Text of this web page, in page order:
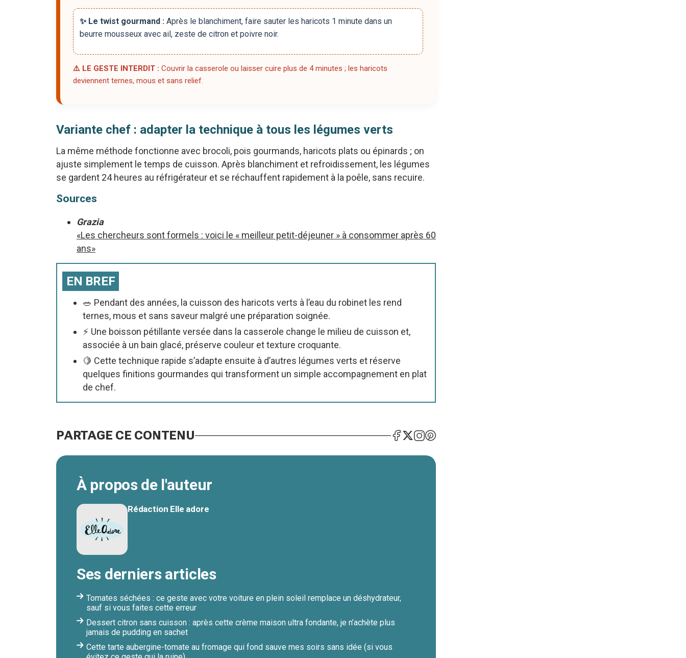
✨ Le twist gourmand : Après le blanchiment, faire sauter les haricots 1 minute dans un
beurre mousseux avec ail, zeste de citron et poivre noir.
⚠️ LE GESTE INTERDIT : Couvrir la casserole ou laisser cuire plus de 4 minutes ; les haricots
deviennent ternes, mous et sans relief.
Variante chef : adapter la technique à tous les légumes verts
La même méthode fonctionne avec brocoli, pois gourmands, haricots plats ou épinards ; on
ajuste simplement le temps de cuisson. Après blanchiment et refroidissement, les légumes
se gardent 24 heures au réfrigérateur et se réchauffent rapidement à la poêle, sans recuire.
Sources
Grazia
«Les chercheurs sont formels : voici le « meilleur petit-déjeuner » à consommer après 60
ans»
EN BREF
🥗 Pendant des années, la cuisson des haricots verts à l’eau du robinet les rend
ternes, mous et sans saveur malgré une préparation soignée.
⚡ Une boisson pétillante versée dans la casserole change le milieu de cuisson et,
associée à un bain glacé, préserve couleur et texture croquante.
🍋 Cette technique rapide s’adapte ensuite à d’autres légumes verts et réserve
quelques finitions gourmandes qui transforment un simple accompagnement en plat
de chef.
PARTAGE CE CONTENU
À propos de l'auteur
Rédaction Elle adore
Ses derniers articles
Tomates séchées : ce geste avec votre voiture en plein soleil remplace un déshydrateur,
sauf si vous faites cette erreur
Dessert citron sans cuisson : après cette crème maison ultra fondante, je n’achète plus
jamais de pudding en sachet
Cette tarte aubergine-tomate au fromage qui fond sauve mes soirs sans idée (si vous